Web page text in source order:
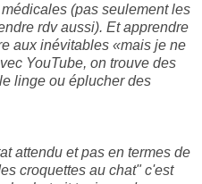
(pas seulement les
rdv aussi). Et apprendre
aux inévitables «mais je ne
YouTube, on trouve des
linge ou éplucher des
attendu et pas en termes de
croquettes au chat" c'est